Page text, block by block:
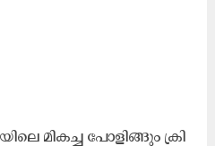
മി​ക​ച്ച പോ​ളി​ങ്ങും ക്രി​